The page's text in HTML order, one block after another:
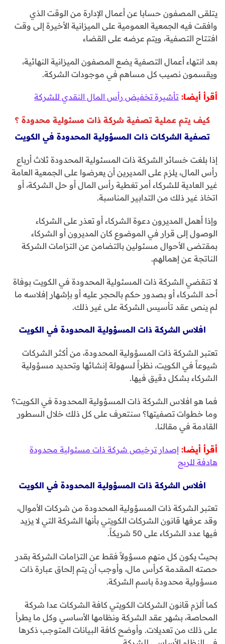
يتلقى المصفون حسابا عن أعمال الإدارة من الوقت الذي
وافقت فيه الجمعية العمومية على الميزانية الأخيرة إلى وقت
افتتاح التصفية، ويتم عرضه على القضاء
بعد انتهاء أعمال التصفية يضع المصفون الميزانية النهائية،
ويقسمون نصيب كل مساهم في موجودات الشركة.
أقرأ أيضا: تأشيرة تخفيض رأس المال النقدي للشركة
كيف يتم عملية تصفية شركة ذات مسئولية محدودة ؟
تصفية الشركات ذات المسؤولية المحدودة في الكويت
إذا بلغت خسائر الشركة ذات المسئولية المحدودة ثلاث أرباع
رأس المال، يلزم على المديرين أن يعرضوا على الجمعية العامة
غير العادية للشركاء أمر تغطية رأس المال أو حل الشركة، أو
اتخاذ غير ذلك من التدابير المناسبة.
وإذا أهمل المديرون دعوة الشركاء أو تعذر على الشركاء
الوصول إلى قرار في الموضوع كان المديرون أو الشركاء
بمقتضى الأحوال مسئولين بالتضامن عن التزامات الشركة
الناتجة عن إهمالهم.
لا تنقضي الشركة ذات المسئولية المحدودة في الكويت بوفاة
أحد الشركاء أو بصدور حكم بالحجر عليه أو بإشهار إفلاسه ما
لم ينص عقد تأسيس الشركة على غير ذلك.
افلاس الشركة ذات المسؤولية المحدودة في الكويت
تعتبر الشركة ذات المسؤولية المحدودة، من أكثر الشركات
شيوعاً في الكويت، نظراً لسهولة إنشائها وتحديد مسؤولية
الشركاء بشكل دقيق فيها.
فما هو افلاس الشركة ذات المسؤولية المحدودة في الكويت؟
وما خطوات تصفيتها؟ سنتعرف على كل ذلك خلال السطور
القادمة في مقالنا.
أقرأ أيضا: إصدار ترخيص شركة ذات مسئولية محدودة
هادفة للربح
افلاس الشركة ذات المسؤولية المحدودة في الكويت
تعتبر الشركة ذات المسؤولية المحدودة من شركات الأموال،
وقد عرفها قانون الشركات الكويتي بأنها الشركة التي لا يزيد
فيها عدد الشركاء على 50 شريكاً.
بحيث يكون كل منهم مسؤولاً فقط عن التزامات الشركة بقدر
حصته المقدمة كرأس مال، وأوجب أن يتم إلحاق عبارة ذات
مسؤولية محدودة باسم الشركة.
كما ألزم قانون الشركات الكويتي كافة الشركات عدا شركة
المحاصة، بشهر عقد الشركة ونظامها الأساسي وكل ما يطرأ
على ذلك من تعديلات. وأوضح كافة البيانات المتوجب ذكرها